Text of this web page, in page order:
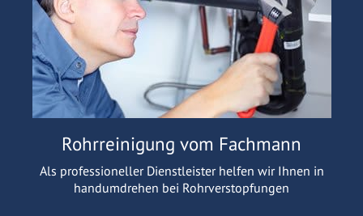
Rohrreinigung vom Fachmann
Als professioneller Dienstleister helfen wir Ihnen in
handumdrehen bei Rohrverstopfungen